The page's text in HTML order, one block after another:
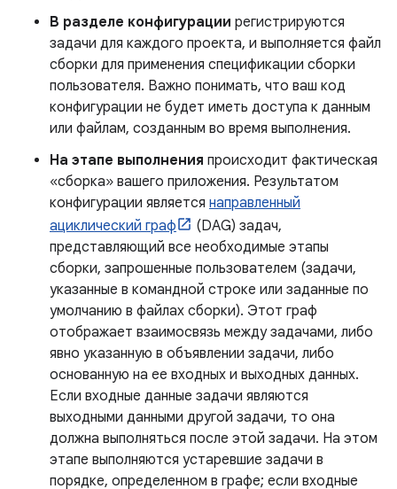
В разделе конфигурации регистрируются
задачи для каждого проекта, и выполняется файл
сборки для применения спецификации сборки
пользователя. Важно понимать, что ваш код
конфигурации не будет иметь доступа к данным
или файлам, созданным во время выполнения.
На этапе выполнения происходит фактическая
«сборка» вашего приложения. Результатом
конфигурации является направленный
ациклический граф
(DAG) задач,
представляющий все необходимые этапы
сборки, запрошенные пользователем (задачи,
указанные в командной строке или заданные по
умолчанию в файлах сборки). Этот граф
отображает взаимосвязь между задачами, либо
явно указанную в объявлении задачи, либо
основанную на ее входных и выходных данных.
Если входные данные задачи являются
выходными данными другой задачи, то она
должна выполняться после этой задачи. На этом
этапе выполняются устаревшие задачи в
порядке, определенном в графе; если входные